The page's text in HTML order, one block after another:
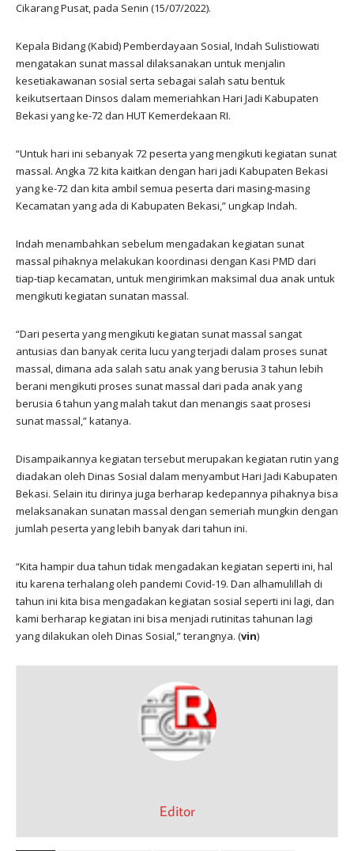
Cikarang Pusat, pada Senin (15/07/2022).
Kepala Bidang (Kabid) Pemberdayaan Sosial, Indah Sulistiowati
mengatakan sunat massal dilaksanakan untuk menjalin
kesetiakawanan sosial serta sebagai salah satu bentuk
keikutsertaan Dinsos dalam memeriahkan Hari Jadi Kabupaten
Bekasi yang ke-72 dan HUT Kemerdekaan RI.
“Untuk hari ini sebanyak 72 peserta yang mengikuti kegiatan sunat
massal. Angka 72 kita kaitkan dengan hari jadi Kabupaten Bekasi
yang ke-72 dan kita ambil semua peserta dari masing-masing
Kecamatan yang ada di Kabupaten Bekasi,” ungkap Indah.
Indah menambahkan sebelum mengadakan kegiatan sunat
massal pihaknya melakukan koordinasi dengan Kasi PMD dari
tiap-tiap kecamatan, untuk mengirimkan maksimal dua anak untuk
mengikuti kegiatan sunatan massal.
“Dari peserta yang mengikuti kegiatan sunat massal sangat
antusias dan banyak cerita lucu yang terjadi dalam proses sunat
massal, dimana ada salah satu anak yang berusia 3 tahun lebih
berani mengikuti proses sunat massal dari pada anak yang
berusia 6 tahun yang malah takut dan menangis saat prosesi
sunat massal,” katanya.
Disampaikannya kegiatan tersebut merupakan kegiatan rutin yang
diadakan oleh Dinas Sosial dalam menyambut Hari Jadi Kabupaten
Bekasi. Selain itu dirinya juga berharap kedepannya pihaknya bisa
melaksanakan sunatan massal dengan semeriah mungkin dengan
jumlah peserta yang lebih banyak dari tahun ini.
“Kita hampir dua tahun tidak mengadakan kegiatan seperti ini, hal
itu karena terhalang oleh pandemi Covid-19. Dan alhamulillah di
tahun ini kita bisa mengadakan kegiatan sosial seperti ini lagi, dan
kami berharap kegiatan ini bisa menjadi rutinitas tahunan lagi
yang dilakukan oleh Dinas Sosial,” terangnya. (vin)
Editor